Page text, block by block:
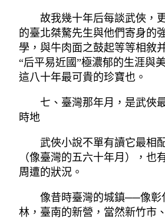
故我幾十年后每談武俠，
的臺北桀驁先生與他們寄身的
學，與牛肉面之鼓起等等相敘
“后平易近國”極濃郁的生涯與
這八十年最可貴的珍寶也。
七、臺灣那年月，是武俠
時地
武俠小說不單有讀它最相
（像臺灣的五六十年月），也
周遭的狀況。
像昔時臺灣的城鎮──像彰
林，臺南的新營，當然新竹市